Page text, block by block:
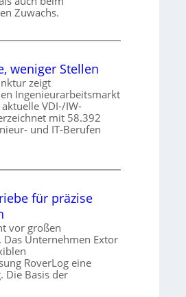
Zuwachs.
weniger Stellen
zeigt
Ingenieurarbeitsmarkt
VDI-/IW-
mit 58.392
und IT-Berufen
für präzise
vor großen
Unternehmen Extor
RoverLog eine
Die Basis der